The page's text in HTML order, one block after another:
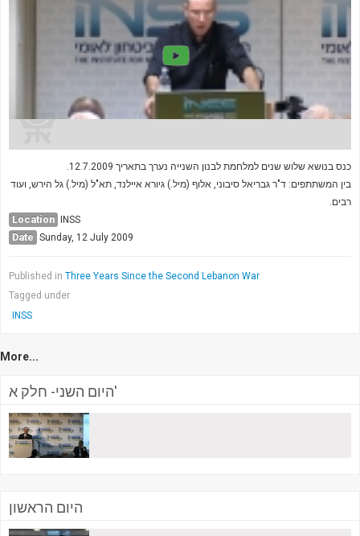
כנס בנושא שלוש שנים למלחמת לבנון השנייה נערך בתאריך 12.7.2009.
בין המשתתפים: ד"ר גבריאל סיבוני, אלוף (מיל.) גיורא איילנד, תא"ל (מיל.) גל הירש, ועוד
רבים.
Location INSS
Date Sunday, 12 July 2009
Published in Three Years Since the Second Lebanon War
Tagged under
INSS
More...
היום השני- חלק א'
היום הראשון